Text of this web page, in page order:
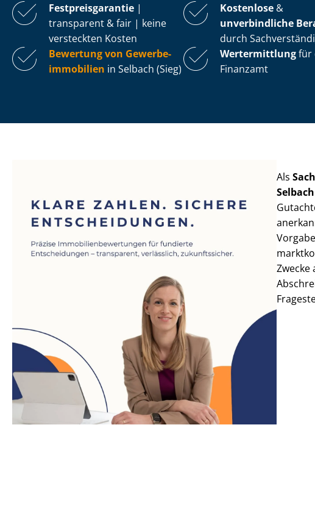
Fest­preis­ga­ran­tie |
transparent & fair | keine
versteckten Kosten
Kostenlose &
unverbindliche
durch
Bewertung von Ge­wer­be­
im­mo­bi­li­en in Selbach (Sieg)
Wertermittlungfür
Finanzamt
Als
Zwecke